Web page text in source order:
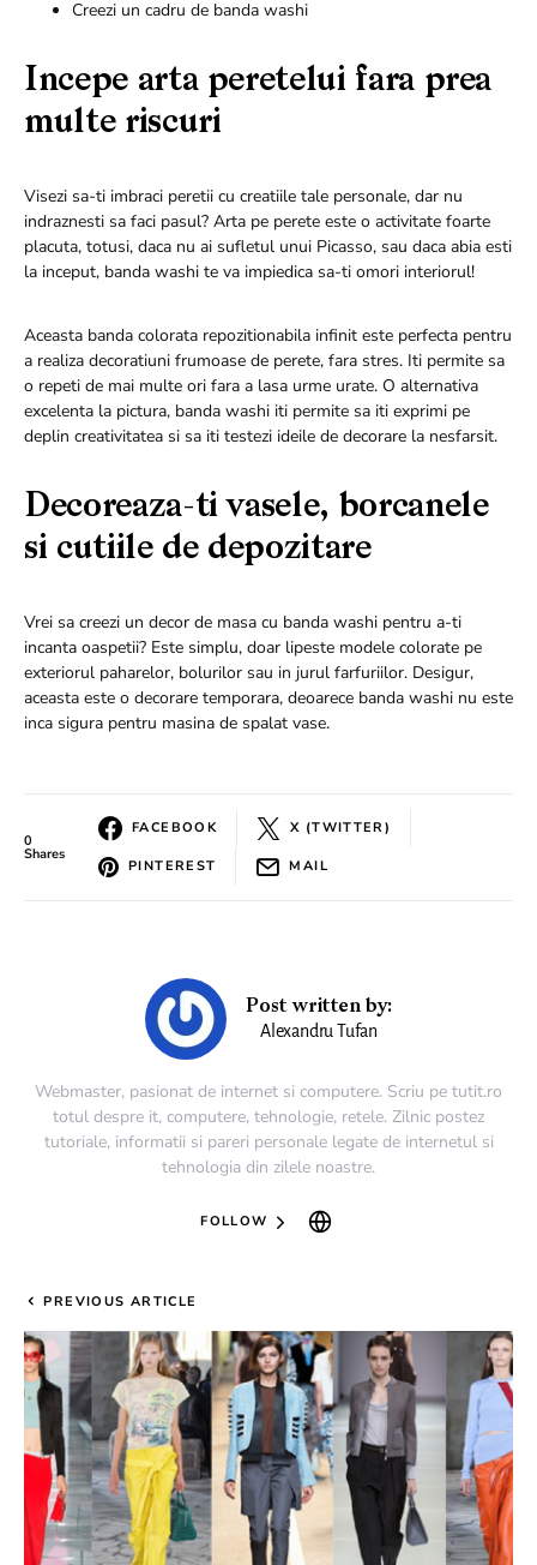
Creezi un cadru de banda washi
Incepe arta peretelui fara prea
multe riscuri
Visezi sa-ti imbraci peretii cu creatiile tale personale, dar nu
indraznesti sa faci pasul? Arta pe perete este o activitate foarte
placuta, totusi, daca nu ai sufletul unui Picasso, sau daca abia esti
la inceput, banda washi te va impiedica sa-ti omori interiorul!
Aceasta banda colorata repozitionabila infinit este perfecta pentru
a realiza decoratiuni frumoase de perete, fara stres. Iti permite sa
o repeti de mai multe ori fara a lasa urme urate. O alternativa
excelenta la pictura, banda washi iti permite sa iti exprimi pe
deplin creativitatea si sa iti testezi ideile de decorare la nesfarsit.
Decoreaza-ti vasele, borcanele
si cutiile de depozitare
Vrei sa creezi un decor de masa cu banda washi pentru a-ti
incanta oaspetii? Este simplu, doar lipeste modele colorate pe
exteriorul paharelor, bolurilor sau in jurul farfuriilor. Desigur,
aceasta este o decorare temporara, deoarece banda washi nu este
inca sigura pentru masina de spalat vase.
0
Shares
FACEBOOK X (TWITTER)
PINTEREST MAIL
Post written by:
Alexandru Tufan
Webmaster, pasionat de internet si computere. Scriu pe tutit.ro
totul despre it, computere, tehnologie, retele. Zilnic postez
tutoriale, informatii si pareri personale legate de internetul si
tehnologia din zilele noastre.
FOLLOW
PREVIOUS ARTICLE